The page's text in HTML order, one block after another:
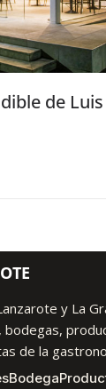
de
y La
de la
Bodega